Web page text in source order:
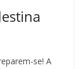
se! A